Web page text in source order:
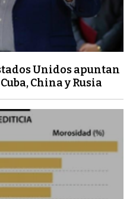
Unidos apuntan
China y Rusia